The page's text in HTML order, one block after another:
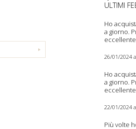
ULTIMI
Ho
a giorno.
26/01/2024
Ho
a giorno.
22/01/2024
Più volte